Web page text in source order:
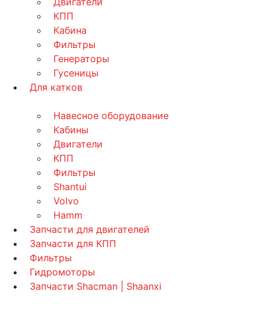
КПП
Кабина
Фильтры
Генераторы
Гусеницы
Для катков
Навесное оборудование
Кабины
Двигатели
КПП
Фильтры
Shantui
Volvo
Hamm
Запчасти для двигателей
Запчасти для КПП
Фильтры
Гидромоторы
Запчасти Shacman | Shaanxi